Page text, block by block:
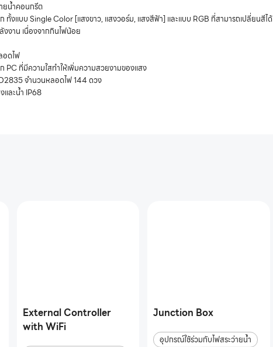
ยน้ำคอนกรีต
ทั้งแบบ Single Color [แสงขาว, แสงวอร์ม, แสงสีฟ้า] และแบบ RGB ที่สามารถเปลี่ยนสีได้
งงาน เนื่องจากกินไฟน้อย
อดไฟ
PC ที่มีความใสทำให้เพิ่มความสวยงามของแสง
จำนวนหลอดไฟ 144 ดวง
และน้ำ IP68
External Controller
with WiFi
Junction Box
อุปกรณ์ใช้ร่วมกับไฟสระว่ายน้ำ